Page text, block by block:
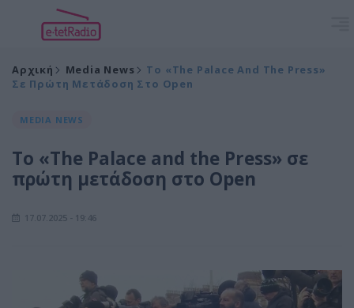
Αρχική Media News
Το «The Palace And The Press»
Σε Πρώτη Μετάδοση Στο Open
MEDIA NEWS
Το «The Palace and the Press» σε
πρώτη μετάδοση στο Open
17.07.2025 - 19:46